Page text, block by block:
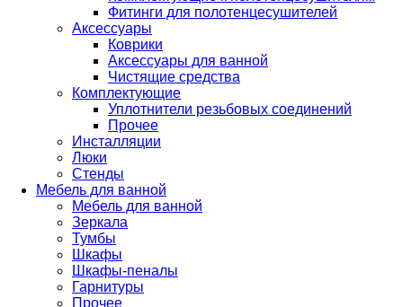
Фитинги для полотенцесушителей
Аксессуары
Коврики
Аксессуары для ванной
Чистящие средства
Комплектующие
Уплотнители резьбовых соединений
Прочее
Инсталляции
Люки
Стенды
Мебель для ванной
Мебель для ванной
Зеркала
Тумбы
Шкафы
Шкафы-пеналы
Гарнитуры
Прочее